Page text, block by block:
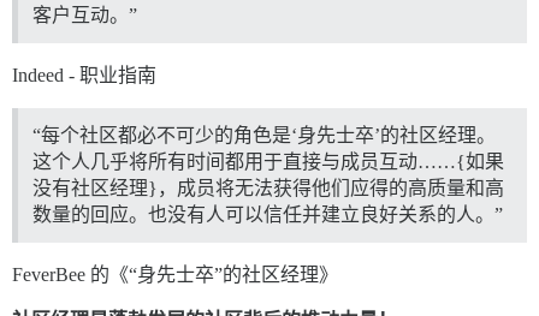
客户互动。”
Indeed - 职业指南
“每个社区都必不可少的角色是‘身先士卒’的社区经理。
这个人几乎将所有时间都用于直接与成员互动……{如果
没有社区经理}，成员将无法获得他们应得的高质量和高
数量的回应。也没有人可以信任并建立良好关系的人。”
FeverBee 的《“身先士卒”的社区经理》